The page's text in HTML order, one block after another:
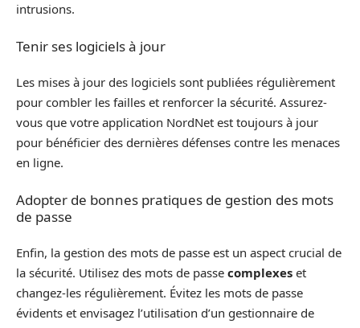
intrusions.
Tenir ses logiciels à jour
Les mises à jour des logiciels sont publiées régulièrement
pour combler les failles et renforcer la sécurité. Assurez-
vous que votre application NordNet est toujours à jour
pour bénéficier des dernières défenses contre les menaces
en ligne.
Adopter de bonnes pratiques de gestion des mots
de passe
Enfin, la gestion des mots de passe est un aspect crucial de
la sécurité. Utilisez des mots de passe complexes et
changez-les régulièrement. Évitez les mots de passe
évidents et envisagez l’utilisation d’un gestionnaire de